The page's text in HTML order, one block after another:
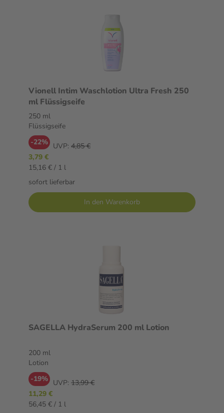
Vionell Intim Waschlotion Ultra Fresh 250
ml Flüssigseife
250 ml
Flüssigseife
-22% UVP: 4,85 €
3,79 €
15,16 € / 1 l
sofort lieferbar
In den Warenkorb
SAGELLA HydraSerum 200 ml Lotion
200 ml
Lotion
-19% UVP: 13,99 €
11,29 €
56,45 € / 1 l